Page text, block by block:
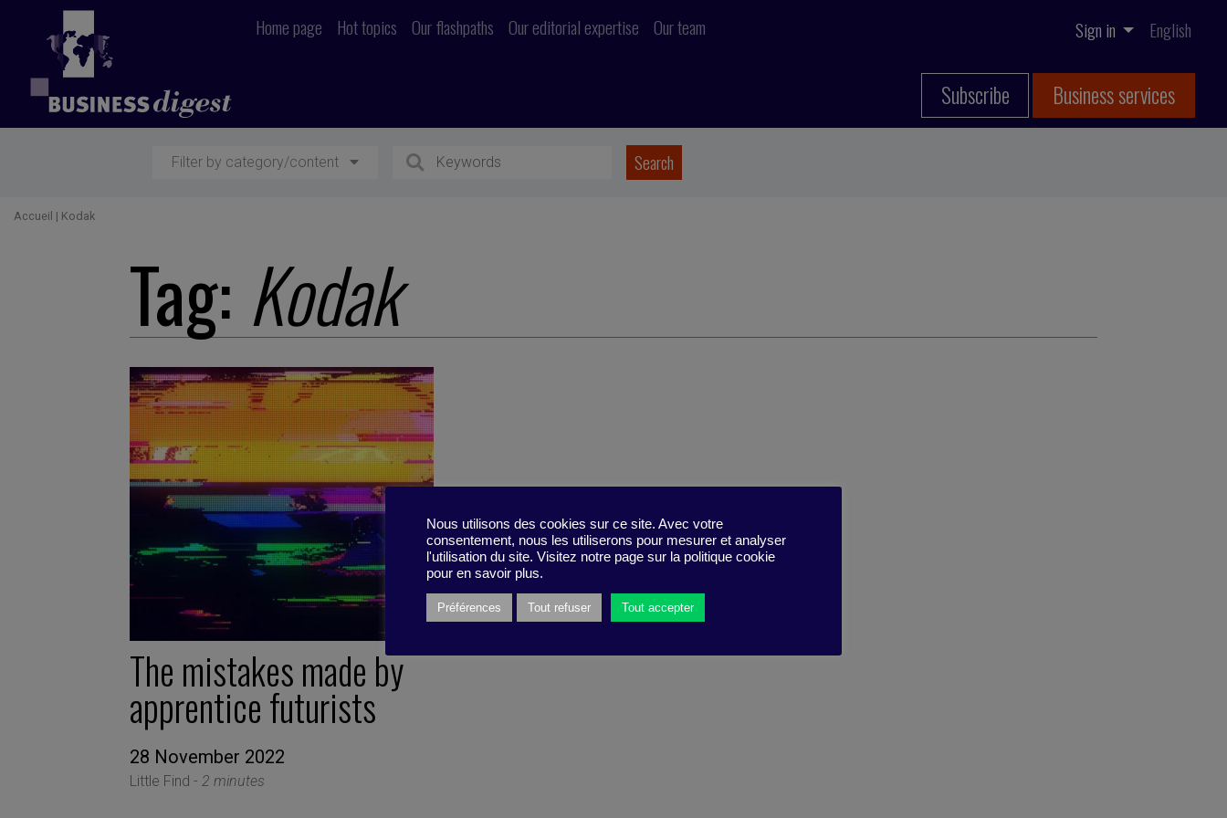
Home page Hot topics Our flashpaths Our editorial expertise Our team Sign in English
Subscribe Business services
Filter by category/content
Accueil | Kodak
Tag: Kodak
The mistakes made by
apprentice futurists
28 November 2022
Little Find - 2 minutes
Nous utilisons des cookies sur ce site. Avec votre
consentement, nous les utiliserons pour mesurer et analyser
l'utilisation du site. Visitez notre page sur la politique cookie
pour en savoir plus.
Préférences Tout refuser Tout accepter